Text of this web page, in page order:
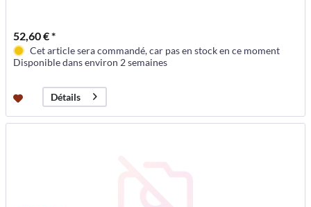
52,60 € *
Cet article sera commandé, car pas en stock en ce moment
Disponible dans environ 2 semaines
Détails